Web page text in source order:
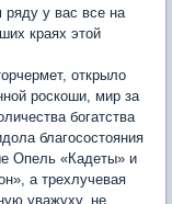
у вас все на
краях этой
открыло
роскоши, мир за
богатства
благосостояния
Опель «Кадеты» и
а трехлучевая
уважуху, не